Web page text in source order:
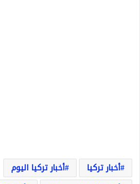
أخبار تركيا
أخبار تركيا اليوم